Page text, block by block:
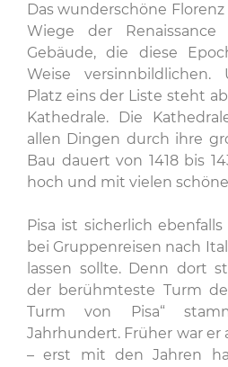
Das wunderschöne
Wiege der
Gebäude, die diese
Weise versinnbildlichen.
Platz eins der Liste steht
Kathedrale. Die
allen Dingen durch ihre
Bau dauert von 1418 bis
hoch und mit vielen
Pisa ist sicherlich
bei Gruppenreisen nach
lassen sollte. Denn dort
der berühmteste Turm
Turm von Pisa“
Jahrhundert. Früher war er
– erst mit den Jahren